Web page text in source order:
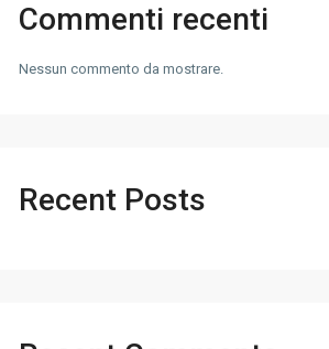
Commenti recenti
Nessun commento da mostrare.
Recent Posts